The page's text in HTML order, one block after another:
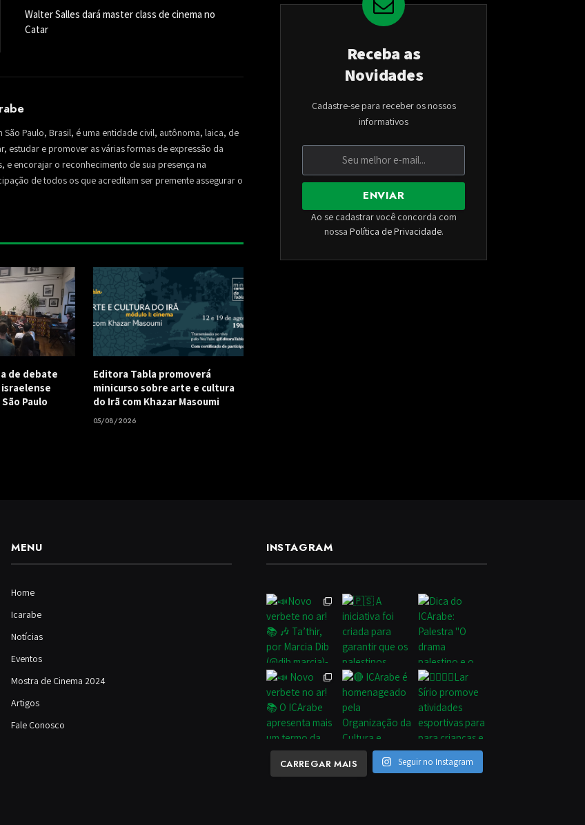
Walter Salles dará master class de cinema no
Catar
Paulo, Brasil, é uma entidade civil, autônoma, laica, de
estudar e promover as várias formas de expressão da
e encorajar o reconhecimento de sua presença na
de todos os que acreditam ser premente assegurar o
de debate
Paulo
Editora Tabla promoverá
minicurso sobre arte e cultura
do Irã com Khazar Masoumi
05/08/2026
Receba as
Novidades
Cadastre-se para receber os nossos
informativos
ENVIAR
Ao se cadastrar você concorda com
nossa Política de Privacidade.
MENU
Home
Icarabe
Notícias
Eventos
Mostra de Cinema 2024
Artigos
Fale Conosco
INSTAGRAM
CARREGAR MAIS Seguir no Instagram